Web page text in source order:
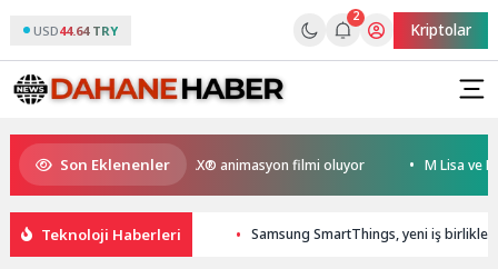
USD44.64 TRY
2
Kriptolar
Son Eklenenler
Kral Türkiye’nin ilk IMAX® animasyon filmi oluyor M Lisa ve
Teknoloji Haberleri Samsung SmartThings, yeni iş